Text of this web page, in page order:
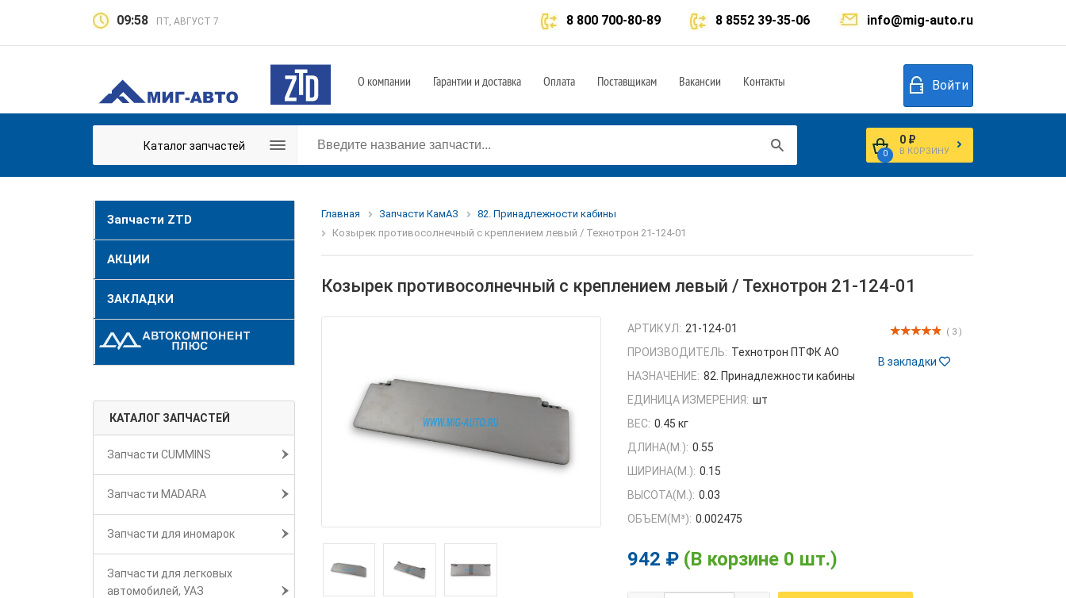
09:58 ПТ, АВГУСТ 7 info@mig-auto.ru
8 8552 39-35-06
8 800 700-80-89
О компании Гарантии и доставка Оплата Поставщикам Вакансии Контакты Войти
Каталог запчастей
0
0 ₽
В КОРЗИНУ
Запчасти ZTD
АКЦИИ
ЗАКЛАДКИ
КАТАЛОГ ЗАПЧАСТЕЙ
Запчасти CUMMINS
Запчасти MADARA
Запчасти для иномарок
Запчасти для легковых
автомобилей, УАЗ
Главная Запчасти КамАЗ
82. Принадлежности кабины
Козырек противосолнечный с креплением левый / Технотрон 21-124-01
Козырек противосолнечный с креплением левый / Технотрон 21-124-01
( 3 )
В закладки
АРТИКУЛ: 21-124-01
ПРОИЗВОДИТЕЛЬ: Технотрон ПТФК АО
НАЗНАЧЕНИЕ: 82. Принадлежности кабины
ЕДИНИЦА ИЗМЕРЕНИЯ: шт
ВЕС: 0.45 кг
ДЛИНА(М.): 0.55
ШИРИНА(М.): 0.15
ВЫСОТА(М.): 0.03
ОБЪЕМ(M³): 0.002475
942 ₽ (В корзине 0 шт.)